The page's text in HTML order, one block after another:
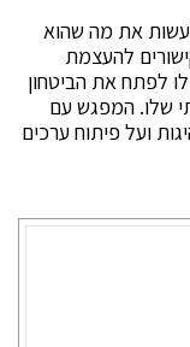
את מה שהוא
להעצמת
לפתח את הביטחון
שלו. המפגש עם
ועל פיתוח ערכים